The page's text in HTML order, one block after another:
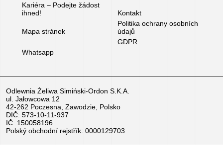
žádost
Zařízení
prodeji
Granty
EU
Kariéra – Podejte žádost
ihned!
Kontakt
Mapa stránek
Politika ochrany osobních
údajů
GDPR
Whatsapp
Odlewnia Żeliwa Simiński-Ordon S.K.A.
ul. Jałowcowa 12
42-262 Poczesna, Zawodzie, Polsko
DIČ: 573-10-11-937
IČ: 150058196
Polský obchodní rejstřík: 0000129703